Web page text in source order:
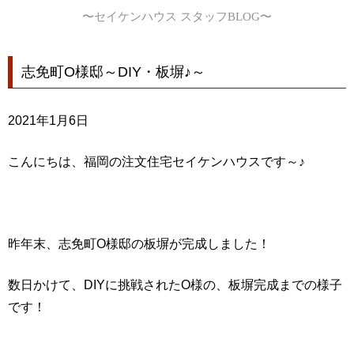
〜セイケンハウス スタッフBLOG〜
志免町O様邸～DIY・板塀♪～
2021年1月6日
こんにちは、福岡の注文住宅セイケンハウスです～♪
昨年末、志免町O様邸の板塀が完成しました！
数日かけて、DIYに挑戦されたO様の、板塀完成までの様子
です！